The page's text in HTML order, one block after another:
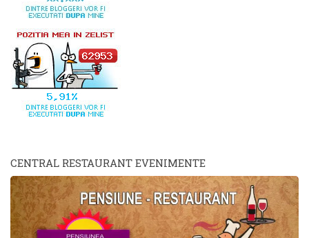
CENTRAL RESTAURANT EVENIMENTE